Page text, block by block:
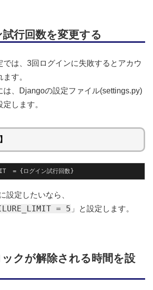
行回数を変更する
では、3回ログインに失敗するとアカウ
す。
は、Djangoの設定ファイル(settings.py)
します。
= {ログイン試行回数}
設定したいなら、
= 5 」と設定します。
ックが解除される時間を設